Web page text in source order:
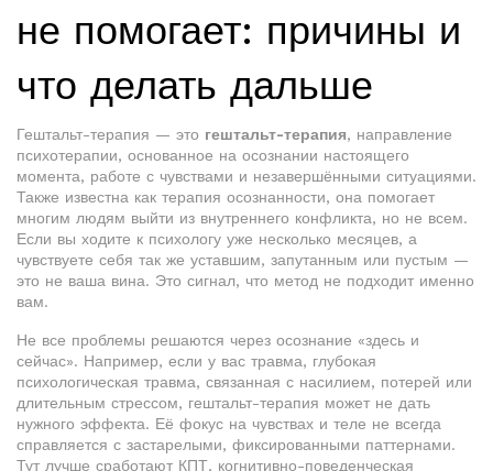
не помогает: причины и
что делать дальше
Гештальт-терапия — это гештальт-терапия, направление
психотерапии, основанное на осознании настоящего
момента, работе с чувствами и незавершёнными ситуациями.
Также известна как терапия осознанности, она помогает
многим людям выйти из внутреннего конфликта, но не всем.
Если вы ходите к психологу уже несколько месяцев, а
чувствуете себя так же уставшим, запутанным или пустым —
это не ваша вина. Это сигнал, что метод не подходит именно
вам.
Не все проблемы решаются через осознание «здесь и
сейчас». Например, если у вас травма, глубокая
психологическая травма, связанная с насилием, потерей или
длительным стрессом, гештальт-терапия может не дать
нужного эффекта. Её фокус на чувствах и теле не всегда
справляется с застарелыми, фиксированными паттернами.
Тут лучше сработают КПТ, когнитивно-поведенческая